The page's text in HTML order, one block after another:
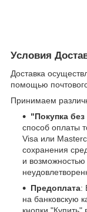
Условия
Доставка
помощью
Принимаем
"Покупка
способ оплаты
Visa или
сохранения
и возможностью
Предоплата:
на банковскую
кнопки "Купить"